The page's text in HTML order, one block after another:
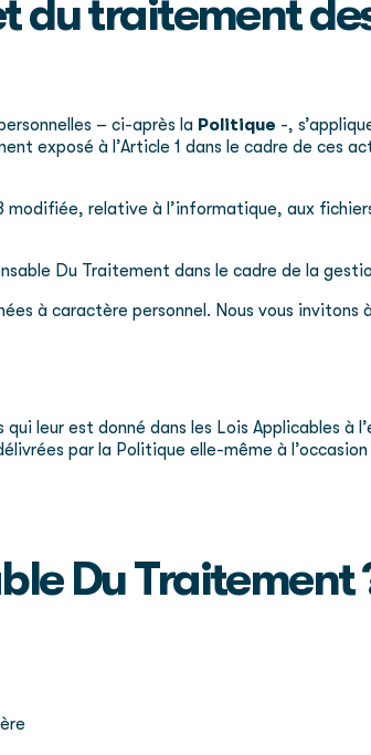
du traitement
– ci-après la Politique -,
exposé à l’Article 1 dans le cadre de
relative à l’informatique, aux
Du Traitement dans le cadre de la
à caractère personnel. Nous vous
leur est donné dans les Lois Applicables à
par la Politique elle-même à
Du Traitement